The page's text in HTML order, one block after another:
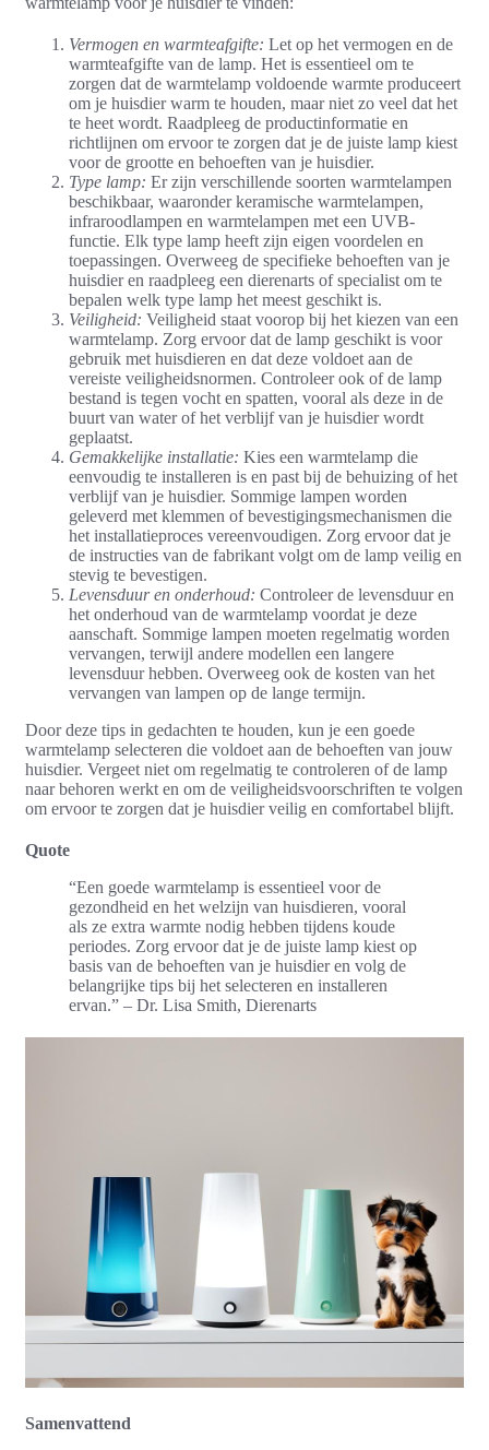
Vermogen en warmteafgifte: Let op het vermogen en de
warmteafgifte van de lamp. Het is essentieel om te
zorgen dat de warmtelamp voldoende warmte produceert
om je huisdier warm te houden, maar niet zo veel dat het
te heet wordt. Raadpleeg de productinformatie en
richtlijnen om ervoor te zorgen dat je de juiste lamp kiest
voor de grootte en behoeften van je huisdier.
Type lamp: Er zijn verschillende soorten warmtelampen
beschikbaar, waaronder keramische warmtelampen,
infraroodlampen en warmtelampen met een UVB-
functie. Elk type lamp heeft zijn eigen voordelen en
toepassingen. Overweeg de specifieke behoeften van je
huisdier en raadpleeg een dierenarts of specialist om te
bepalen welk type lamp het meest geschikt is.
Veiligheid: Veiligheid staat voorop bij het kiezen van een
warmtelamp. Zorg ervoor dat de lamp geschikt is voor
gebruik met huisdieren en dat deze voldoet aan de
vereiste veiligheidsnormen. Controleer ook of de lamp
bestand is tegen vocht en spatten, vooral als deze in de
buurt van water of het verblijf van je huisdier wordt
geplaatst.
Gemakkelijke installatie: Kies een warmtelamp die
eenvoudig te installeren is en past bij de behuizing of het
verblijf van je huisdier. Sommige lampen worden
geleverd met klemmen of bevestigingsmechanismen die
het installatieproces vereenvoudigen. Zorg ervoor dat je
de instructies van de fabrikant volgt om de lamp veilig en
stevig te bevestigen.
Levensduur en onderhoud: Controleer de levensduur en
het onderhoud van de warmtelamp voordat je deze
aanschaft. Sommige lampen moeten regelmatig worden
vervangen, terwijl andere modellen een langere
levensduur hebben. Overweeg ook de kosten van het
vervangen van lampen op de lange termijn.
Door deze tips in gedachten te houden, kun je een goede
warmtelamp selecteren die voldoet aan de behoeften van jouw
huisdier. Vergeet niet om regelmatig te controleren of de lamp
naar behoren werkt en om de veiligheidsvoorschriften te volgen
om ervoor te zorgen dat je huisdier veilig en comfortabel blijft.
Quote
“Een goede warmtelamp is essentieel voor de
gezondheid en het welzijn van huisdieren, vooral
als ze extra warmte nodig hebben tijdens koude
periodes. Zorg ervoor dat je de juiste lamp kiest op
basis van de behoeften van je huisdier en volg de
belangrijke tips bij het selecteren en installeren
ervan.” – Dr. Lisa Smith, Dierenarts
Samenvattend